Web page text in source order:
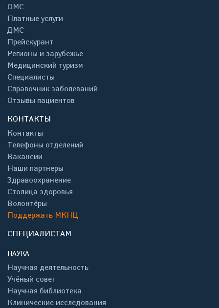
ОМС
Платные услуги
ДМС
Прейскурант
Регионы и зарубежье
Медицинский туризм
Специалисты
Справочник заболеваний
Отзывы пациентов
КОНТАКТЫ
Контакты
Телефоны отделений
Вакансии
Наши партнеры
Здравоохранение
Столица здоровья
Волонтёры
Поддержать МКНЦ
СПЕЦИАЛИСТАМ
НАУКА
Научная деятельность
Учёный совет
Научная библиотека
Клинические исследования